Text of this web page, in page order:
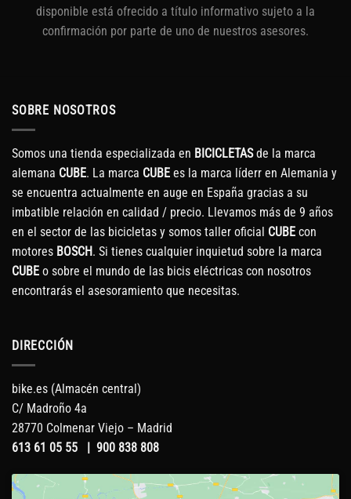
disponible está ofrecido a título informativo sujeto a la
confirmación por parte de uno de nuestros asesores.
SOBRE NOSOTROS
Somos una tienda especializada en BICICLETASde la marca
alemana CUBE. La marca CUBE es la marca líderr en Alemania y
se encuentra actualmente en auge en España gracias a su
imbatible relación en calidad / precio. Llevamos más de 9 años
en el sector de las bicicletas y somos taller oficial CUBE con
motores BOSCH. Si tienes cualquier inquietud sobre la marca
CUBE o sobre el mundo de las bicis eléctricas con nosotros
encontrarás el asesoramiento que necesitas.
DIRECCIÓN
bike.es (Almacén central)
C/ Madroño 4a
28770 Colmenar Viejo – Madrid
613 61 05 55 | 900 838 808